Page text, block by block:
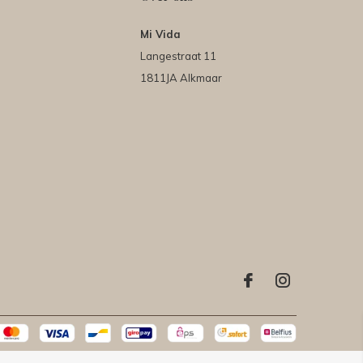
Mi Vida
Langestraat 11
1811JA Alkmaar